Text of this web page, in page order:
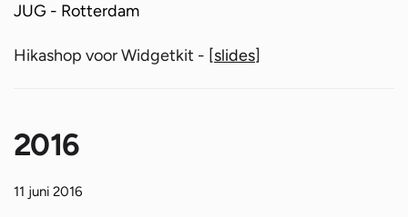
JUG - Rotterdam
Hikashop voor Widgetkit - [slides]
2016
11 juni 2016